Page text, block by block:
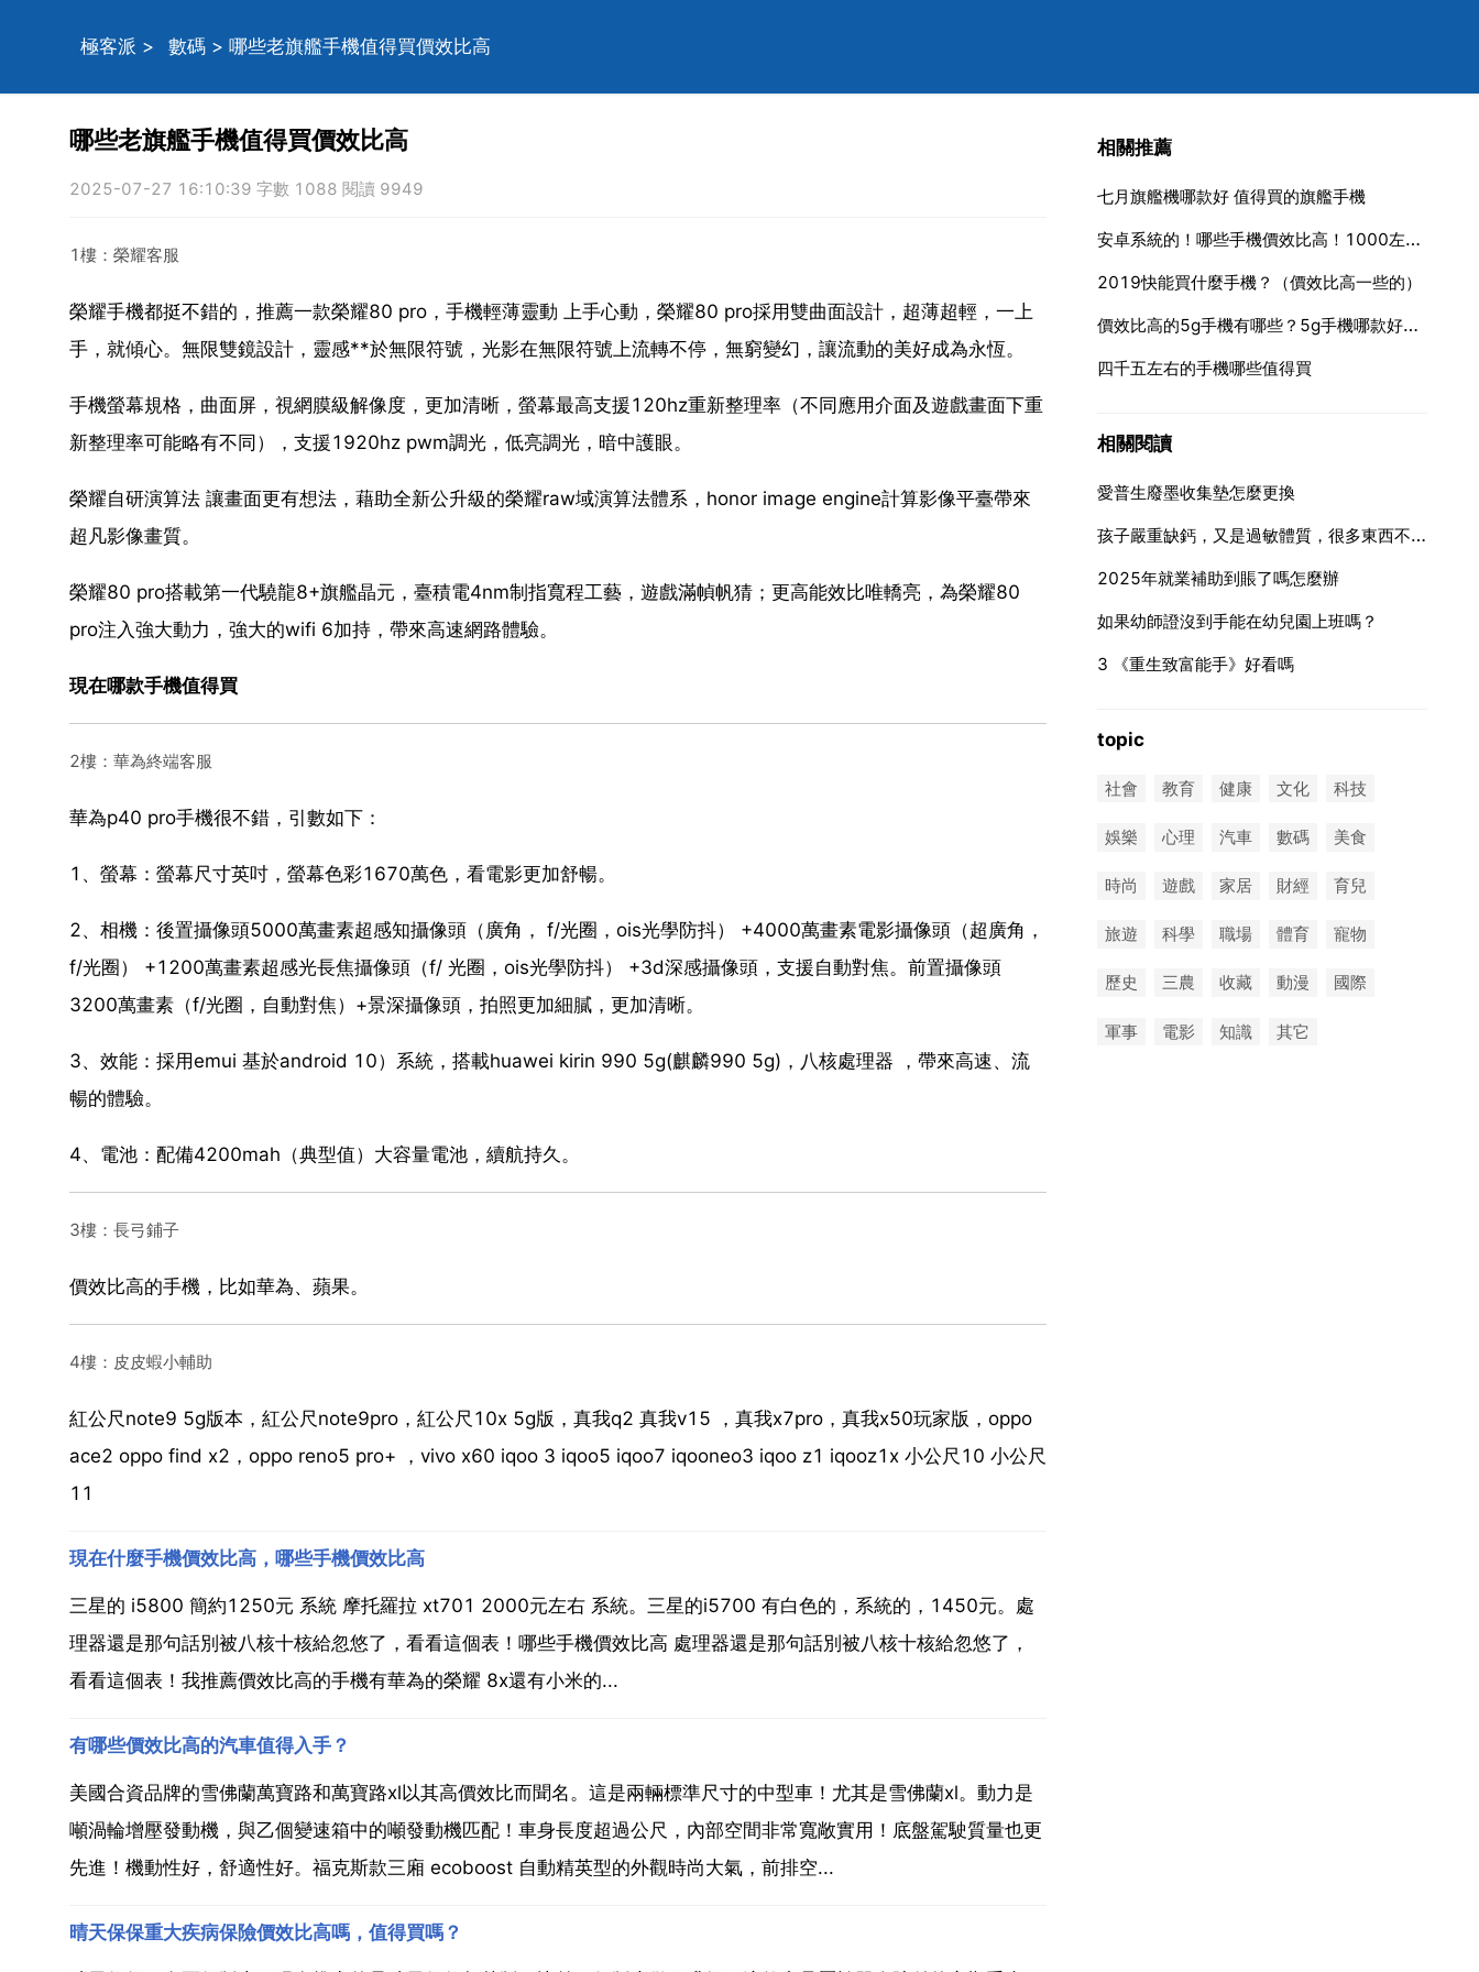
極客派 > 數碼 > 哪些老旗艦手機值得買價效比高
哪些老旗艦手機值得買價效比高
2025-07-27 16:10:39 字數 1088 閱讀 9949
1樓：榮耀客服
榮耀手機都挺不錯的，推薦一款榮耀80 pro，手機輕薄靈動 上手心動，榮耀80 pro採用雙曲面設計，超薄超輕，一上
手，就傾心。無限雙鏡設計，靈感**於無限符號，光影在無限符號上流轉不停，無窮變幻，讓流動的美好成為永恆。
手機螢幕規格，曲面屏，視網膜級解像度，更加清晰，螢幕最高支援120hz重新整理率（不同應用介面及遊戲畫面下重
新整理率可能略有不同），支援1920hz pwm調光，低亮調光，暗中護眼。
榮耀自研演算法 讓畫面更有想法，藉助全新公升級的榮耀raw域演算法體系，honor image engine計算影像平臺帶來
超凡影像畫質。
榮耀80 pro搭載第一代驍龍8+旗艦晶元，臺積電4nm制指寬程工藝，遊戲滿幀帆猜；更高能效比唯轎亮，為榮耀80
pro注入強大動力，強大的wifi 6加持，帶來高速網路體驗。
現在哪款手機值得買
2樓：華為終端客服
華為p40 pro手機很不錯，引數如下：
1、螢幕：螢幕尺寸英吋，螢幕色彩1670萬色，看電影更加舒暢。
2、相機：後置攝像頭5000萬畫素超感知攝像頭（廣角， f/光圈，ois光學防抖） +4000萬畫素電影攝像頭（超廣角，
f/光圈） +1200萬畫素超感光長焦攝像頭（f/ 光圈，ois光學防抖） +3d深感攝像頭，支援自動對焦。前置攝像頭
3200萬畫素（f/光圈，自動對焦）+景深攝像頭，拍照更加細膩，更加清晰。
3、效能：採用emui 基於android 10）系統，搭載huawei kirin 990 5g(麒麟990 5g)，八核處理器 ，帶來高速、流
暢的體驗。
4、電池：配備4200mah（典型值）大容量電池，續航持久。
3樓：長弓鋪子
價效比高的手機，比如華為、蘋果。
4樓：皮皮蝦小輔助
紅公尺note9 5g版本，紅公尺note9pro，紅公尺10x 5g版，真我q2 真我v15 ，真我x7pro，真我x50玩家版，oppo
ace2 oppo find x2，oppo reno5 pro+ ，vivo x60 iqoo 3 iqoo5 iqoo7 iqooneo3 iqoo z1 iqooz1x 小公尺10 小公尺
11
現在什麼手機價效比高，哪些手機價效比高
三星的 i5800 簡約1250元 系統 摩托羅拉 xt701 2000元左右 系統。三星的i5700 有白色的，系統的，1450元。處
理器還是那句話別被八核十核給忽悠了，看看這個表！哪些手機價效比高 處理器還是那句話別被八核十核給忽悠了，
看看這個表！我推薦價效比高的手機有華為的榮耀 8x還有小米的...
有哪些價效比高的汽車值得入手？
美國合資品牌的雪佛蘭萬寶路和萬寶路xl以其高價效比而聞名。這是兩輛標準尺寸的中型車！尤其是雪佛蘭xl。動力是
噸渦輪增壓發動機，與乙個變速箱中的噸發動機匹配！車身長度超過公尺，內部空間非常寬敞實用！底盤駕駛質量也更
先進！機動性好，舒適性好。福克斯款三廂 ecoboost 自動精英型的外觀時尚大氣，前排空...
晴天保保重大疾病保險價效比高嗎，值得買嗎？
相關推薦
七月旗艦機哪款好 值得買的旗艦手機
安卓系統的！哪些手機價效比高！1000左右的相素較好全觸屏最好有閃光燈
2019快能買什麼手機？（價效比高一些的）
價效比高的5g手機有哪些？5g手機哪款好用價效比高
四千五左右的手機哪些值得買
相關閱讀
愛普生廢墨收集墊怎麼更換
孩子嚴重缺鈣，又是過敏體質，很多東西不能吃，怎麼辦？
2025年就業補助到賬了嗎怎麼辦
如果幼師證沒到手能在幼兒園上班嗎？
3 《重生致富能手》好看嗎
topic
社會 教育 健康 文化 科技
娛樂 心理 汽車 數碼 美食
時尚 遊戲 家居 財經 育兒
旅遊 科學 職場 體育 寵物
歷史 三農 收藏 動漫 國際
軍事 電影 知識 其它